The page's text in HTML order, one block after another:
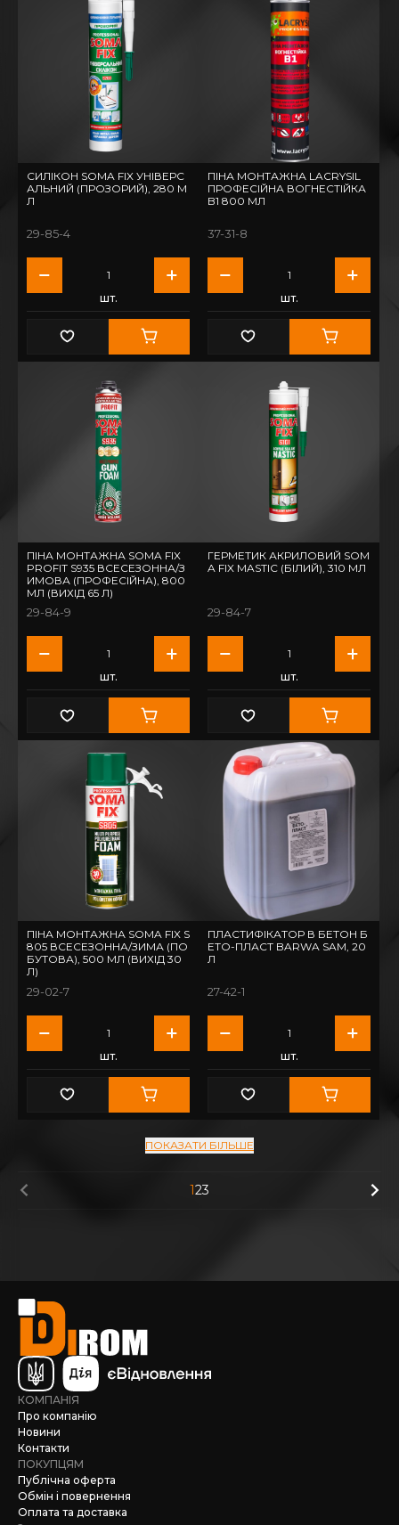
СИЛІКОН SOMA FIX УНІВЕРС
АЛЬНИЙ (ПРОЗОРИЙ), 280 М
Л
29-85-4
шт.
ПІНА МОНТАЖНА LACRYSIL
ПРОФЕСІЙНА ВОГНЕСТІЙКА
B1 800 МЛ
37-31-8
шт.
ПІНА МОНТАЖНА SOMA FIX
PROFIT S935 ВСЕСЕЗОННА/З
ИМОВА (ПРОФЕСІЙНА), 800
МЛ (ВИХІД 65 Л)
29-84-9
шт.
ГЕРМЕТИК АКРИЛОВИЙ SOM
A FIX MASTIC (БІЛИЙ), 310 МЛ
29-84-7
шт.
ПІНА МОНТАЖНА SOMA FIX S
805 ВСЕСЕЗОННА/ЗИМА (ПО
БУТОВА), 500 МЛ (ВИХІД 30
Л)
29-02-7
шт.
ПЛАСТИФІКАТОР В БЕТОН Б
ЕТО-ПЛАСТ BARWA SAM, 20
Л
27-42-1
шт.
ПОКАЗАТИ БІЛЬШЕ
123
КОМПАНІЯ
Про компанію
Новини
Контакти
ПОКУПЦЯМ
Публічна оферта
Обмін і повернення
Оплата та доставка